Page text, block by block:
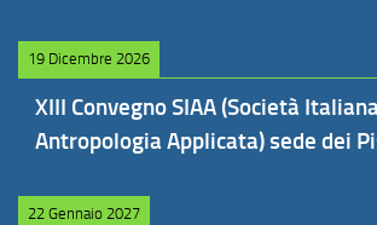
19 Dicembre 2026
XIII Convegno SIAA (Società Italiana
Antropologia Applicata) sede dei
22 Gennaio 2027